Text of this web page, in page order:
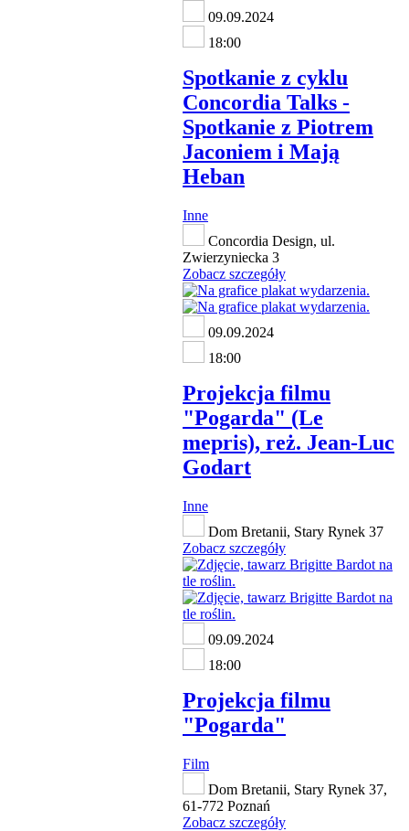
09.09.2024
18:00
Spotkanie z cyklu
Concordia Talks -
Spotkanie z Piotrem
Jaconiem i Mają
Heban
Inne
Concordia Design, ul.
Zwierzyniecka 3
Zobacz szczegóły
09.09.2024
18:00
Projekcja filmu
"Pogarda" (Le
mepris), reż. Jean-Luc
Godart
Inne
Dom Bretanii, Stary Rynek 37
Zobacz szczegóły
09.09.2024
18:00
Projekcja filmu
"Pogarda"
Film
Dom Bretanii, Stary Rynek 37,
61-772 Poznań
Zobacz szczegóły